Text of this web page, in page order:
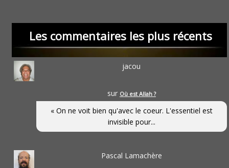
Les commentaires les plus récents
jacou
sur Où est Allah ?
« On ne voit bien qu'avec le coeur. L'essentiel est
invisible pour...
Pascal Lamachère